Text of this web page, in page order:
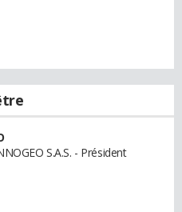
S.A.S. - Président